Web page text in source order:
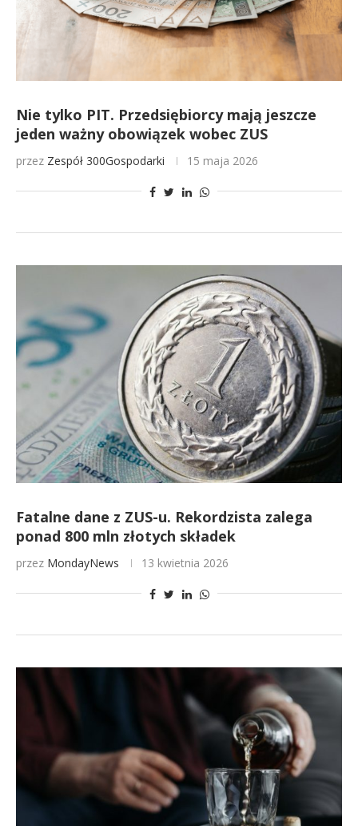
Nie tylko PIT. Przedsiębiorcy mają jeszcze
jeden ważny obowiązek wobec ZUS
przez Zespół 300Gospodarki 15 maja 2026
Fatalne dane z ZUS-u. Rekordzista zalega
ponad 800 mln złotych składek
przez MondayNews 13 kwietnia 2026